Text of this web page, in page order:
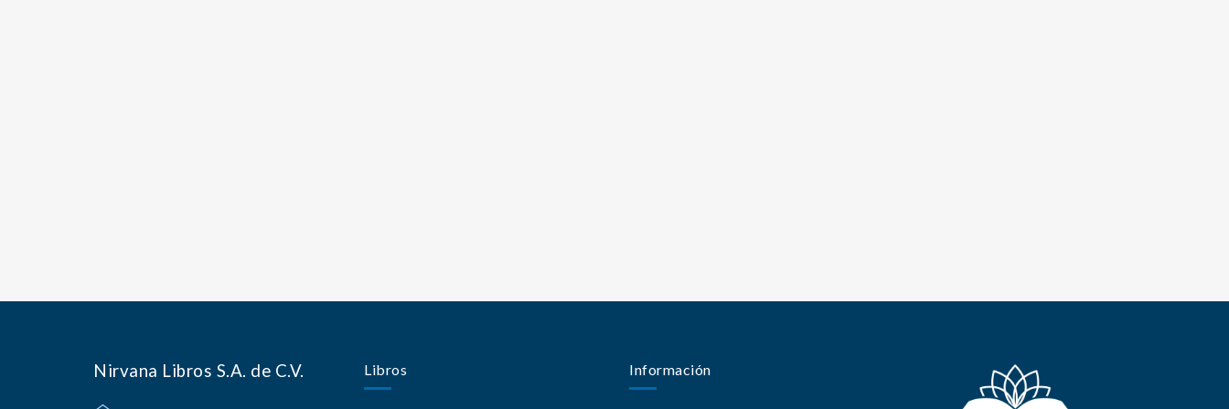
Nirvana Libros S.A. de C.V. Libros Información